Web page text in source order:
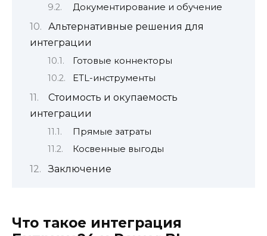
Документирование и обучение
Альтернативные решения для
интеграции
Готовые коннекторы
ETL-инструменты
Стоимость и окупаемость
интеграции
Прямые затраты
Косвенные выгоды
Заключение
Что такое интеграция